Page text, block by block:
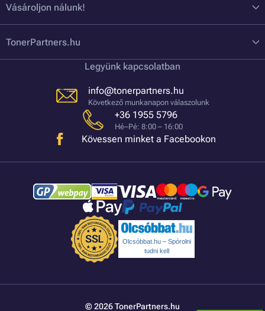
Vásároljon nálunk!
TonerPartners.hu
Legyünk kapcsolatban
info@tonerpartners.hu
Következő munkanapon válaszolunk
+36 1955 5796
Hé–Pé: 8:00 – 16:00
Kövessen minket a Facebookon
Olcsóbbat.hu – Spórolni
tudni kell
© 2026 TonerPartners.hu